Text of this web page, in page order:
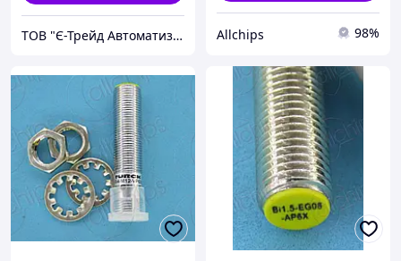
ТОВ "Є-Трейд Автоматизація" Allchips 98%